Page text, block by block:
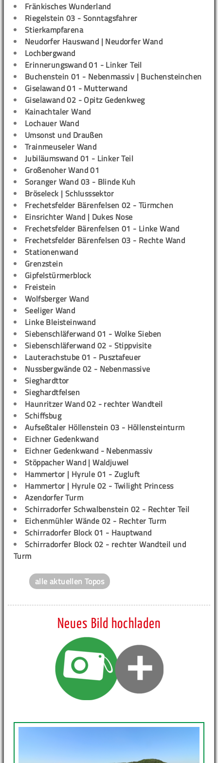
Fränkisches Wunderland
Riegelstein 03 - Sonntagsfahrer
Stierkampfarena
Neudorfer Hauswand | Neudorfer Wand
Lochbergwand
Erinnerungswand 01 - Linker Teil
Buchenstein 01 - Nebenmassiv | Buchensteinchen
Giselawand 01 - Mutterwand
Giselawand 02 - Opitz Gedenkweg
Kainachtaler Wand
Lochauer Wand
Umsonst und Draußen
Trainmeuseler Wand
Jubiläumswand 01 - Linker Teil
Großenoher Wand 01
Soranger Wand 03 - Blinde Kuh
Bröseleck | Schlusssektor
Frechetsfelder Bärenfelsen 02 - Türmchen
Einsrichter Wand | Dukes Nose
Frechetsfelder Bärenfelsen 01 - Linke Wand
Frechetsfelder Bärenfelsen 03 - Rechte Wand
Stationenwand
Grenzstein
Gipfelstürmerblock
Freistein
Wolfsberger Wand
Seeliger Wand
Linke Bleisteinwand
Siebenschläferwand 01 - Wolke Sieben
Siebenschläferwand 02 - Stippvisite
Lauterachstube 01 - Pusztafeuer
Nussbergwände 02 - Nebenmassive
Sieghardttor
Sieghardtfelsen
Haunritzer Wand 02 - rechter Wandteil
Schiffsbug
Aufseßtaler Höllenstein 03 - Höllensteinturm
Eichner Gedenkwand
Eichner Gedenkwand - Nebenmassiv
Stöppacher Wand | Waldjuwel
Hammertor | Hyrule 01 - Zugluft
Hammertor | Hyrule 02 - Twilight Princess
Azendorfer Turm
Schirradorfer Schwalbenstein 02 - Rechter Teil
Eichenmühler Wände 02 - Rechter Turm
Schirradorfer Block 01 - Hauptwand
Schirradorfer Block 02 - rechter Wandteil und
Turm
alle aktuellen Topos
Neues Bild hochladen